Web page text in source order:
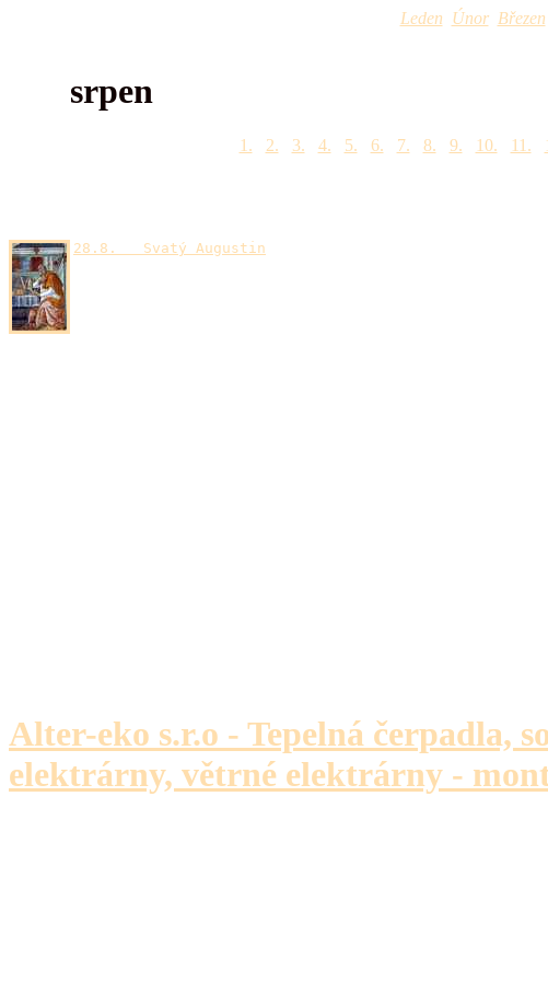
Leden Únor Březen
srpen
1. 2. 3. 4. 5. 6. 7. 8. 9. 10. 11.
28.8. Svatý Augustin
Alter-eko s.r.o - Tepelná čerpadla,
elektrárny, větrné elektrárny -